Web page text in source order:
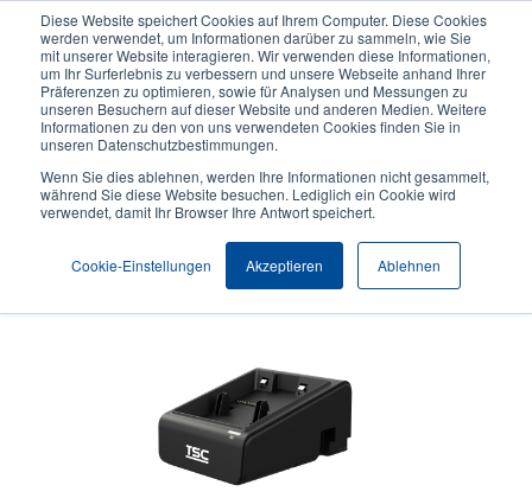
Diese Website speichert Cookies auf Ihrem Computer. Diese Cookies
werden verwendet, um Informationen darüber zu sammeln, wie Sie
mit unserer Website interagieren. Wir verwenden diese Informationen,
um Ihr Surferlebnis zu verbessern und unsere Webseite anhand Ihrer
Präferenzen zu optimieren, sowie für Analysen und Messungen zu
unseren Besuchern auf dieser Website und anderen Medien. Weitere
Informationen zu den von uns verwendeten Cookies finden Sie in
unseren Datenschutzbestimmungen.
Wenn Sie dies ablehnen, werden Ihre Informationen nicht gesammelt,
während Sie diese Website besuchen. Lediglich ein Cookie wird
verwendet, damit Ihr Browser Ihre Antwort speichert.
Cookie-Einstellungen Akzeptieren Ablehnen
User
account
menu
User
Header
Produktsuche Kontakt
Akkuladegerät
Ladegerät mit 1 Steckplatz, kompatibel mit dem Alpha-4L